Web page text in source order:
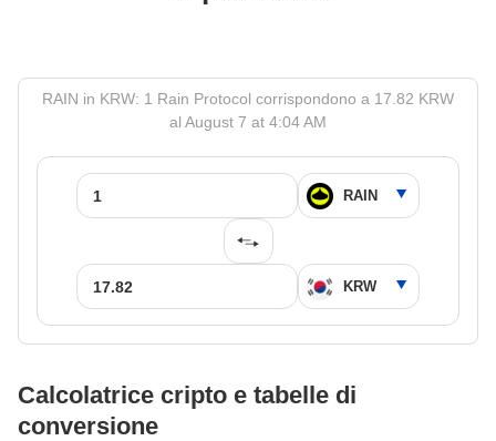
RAIN in KRW: 1 Rain Protocol corrispondono a 17.82 KRW
al August 7 at 4:04 AM
Calcolatrice cripto e tabelle di
conversione